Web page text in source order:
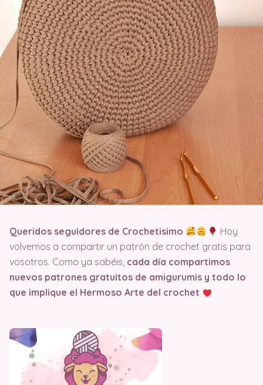
Queridos seguidores de Crochetisimo
Hoy
volvemos a compartir un patrón de crochet gratis para
vosotros. Como ya sabéis, cada día compartimos
nuevos patrones gratuitos de amigurumis y todo lo
que implique el Hermoso Arte del crochet